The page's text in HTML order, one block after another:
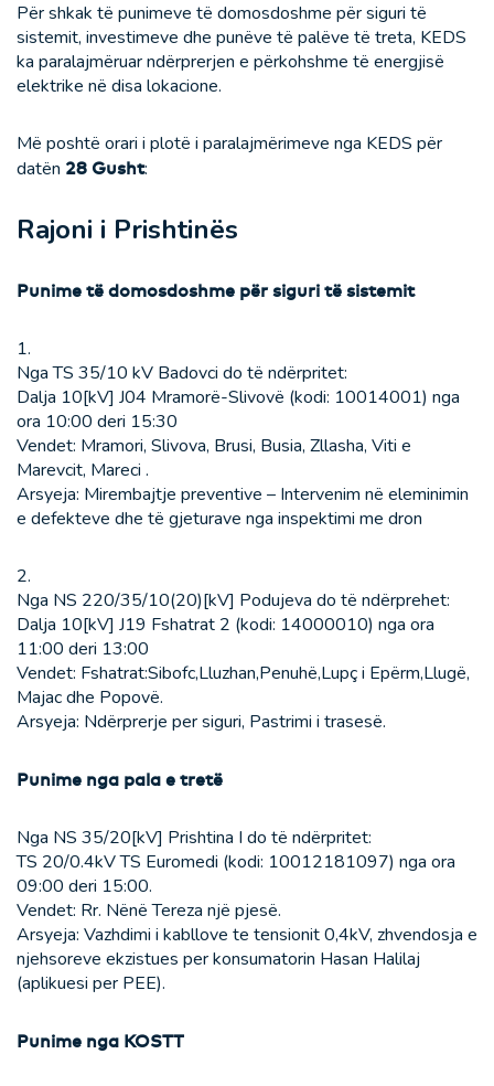
Për shkak të punimeve të domosdoshme për siguri të
sistemit, investimeve dhe punëve të palëve të treta, KEDS
ka paralajmëruar ndërprerjen e përkohshme të energjisë
elektrike në disa lokacione.
Më poshtë orari i plotë i paralajmërimeve nga KEDS për
datën 28 Gusht:
Rajoni i Prishtinës
Punime të domosdoshme për siguri të sistemit
1.
Nga TS 35/10 kV Badovci do të ndërpritet:
Dalja 10[kV] J04 Mramorë-Slivovë (kodi: 10014001) nga
ora 10:00 deri 15:30
Vendet: Mramori, Slivova, Brusi, Busia, Zllasha, Viti e
Marevcit, Mareci .
Arsyeja: Mirembajtje preventive – Intervenim në eleminimin
e defekteve dhe të gjeturave nga inspektimi me dron
2.
Nga NS 220/35/10(20)[kV] Podujeva do të ndërprehet:
Dalja 10[kV] J19 Fshatrat 2 (kodi: 14000010) nga ora
11:00 deri 13:00
Vendet: Fshatrat:Sibofc,Lluzhan,Penuhë,Lupç i Epërm,Llugë,
Majac dhe Popovë.
Arsyeja: Ndërprerje per siguri, Pastrimi i trasesë.
Punime nga pala e tretë
Nga NS 35/20[kV] Prishtina I do të ndërpritet:
TS 20/0.4kV TS Euromedi (kodi: 10012181097) nga ora
09:00 deri 15:00.
Vendet: Rr. Nënë Tereza një pjesë.
Arsyeja: Vazhdimi i kabllove te tensionit 0,4kV, zhvendosja e
njehsoreve ekzistues per konsumatorin Hasan Halilaj
(aplikuesi per PEE).
Punime nga KOSTT